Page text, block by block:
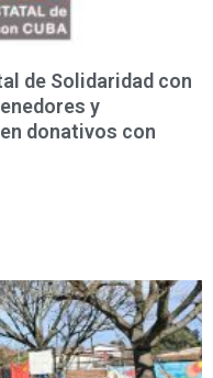
de Solidaridad con
y
donativos con